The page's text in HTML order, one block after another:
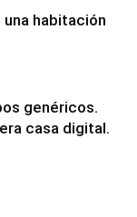
habitación
genéricos.
casa digital.